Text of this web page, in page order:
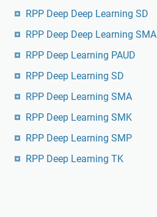
RPP Deep Deep Learning SD
RPP Deep Deep Learning SMA
RPP Deep Learning PAUD
RPP Deep Learning SD
RPP Deep Learning SMA
RPP Deep Learning SMK
RPP Deep Learning SMP
RPP Deep Learning TK